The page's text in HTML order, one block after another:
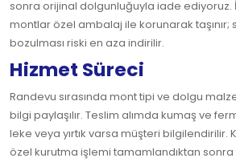
sonra orijinal dolgunluğuyla iade ediyoruz.
montlar özel ambalaj ile korunarak taşınır;
bozulması riski en aza indirilir.
Hizmet Süreci
Randevu sırasında mont tipi ve dolgu
bilgi paylaşılır. Teslim alımda kumaş ve
leke veya yırtık varsa müşteri bilgilendirilir.
özel kurutma işlemi tamamlandıktan sonra